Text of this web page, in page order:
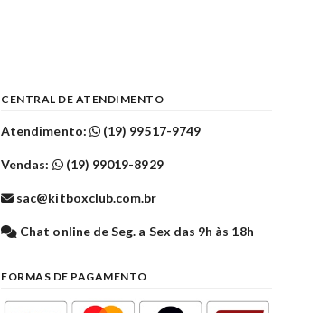
CENTRAL DE ATENDIMENTO
Atendimento: (19) 99517-9749
Vendas: (19) 99019-8929
sac@kitboxclub.com.br
Chat online de Seg. a Sex das 9h às 18h
FORMAS DE PAGAMENTO